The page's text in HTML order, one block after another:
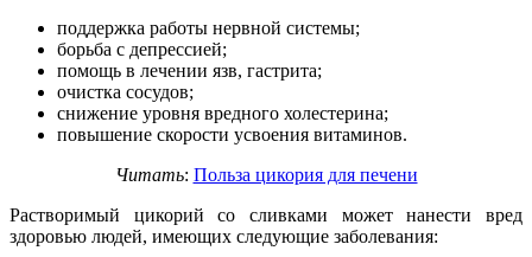
поддержка работы нервной системы;
борьба с депрессией;
помощь в лечении язв, гастрита;
очистка сосудов;
снижение уровня вредного холестерина;
повышение скорости усвоения витаминов.
Читать: Польза цикория для печени
Растворимый цикорий со сливками может нанести вред
здоровью людей, имеющих следующие заболевания: